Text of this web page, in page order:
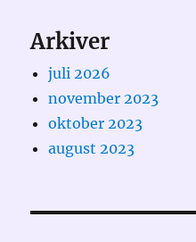
Arkiver
juli 2026
november 2023
oktober 2023
august 2023